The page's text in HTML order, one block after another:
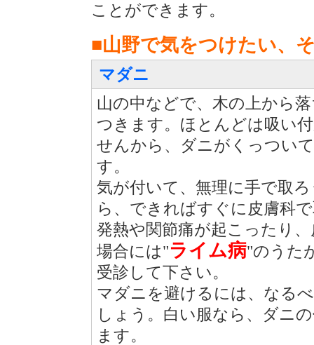
ことができます。
■山野で気をつけたい、
マダニ
山の中などで、木の上から
つきます。ほとんどは吸い
せんから、ダニがくっつい
す。
気が付いて、無理に手で取
ら、できればすぐに皮膚科
発熱や関節痛が起こったり
場合には"ライム病"のうた
受診して下さい。
マダニを避けるには、なる
しょう。白い服なら、ダニ
ます。